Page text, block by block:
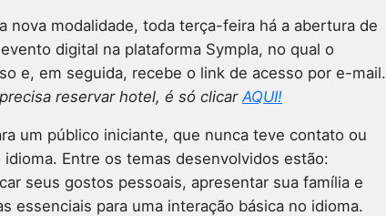
nova modalidade, toda terça-feira há a abertura de
digital na plataforma Sympla, no qual o
e, em seguida, recebe o link de acesso por e-mail.
reservar hotel, é só clicarAQUI!
um público iniciante, que nunca teve contato ou
Entre os temas desenvolvidos estão:
seus gostos pessoais, apresentar sua família e
essenciais para uma interação básica no idioma.